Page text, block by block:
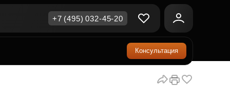
недвижимость
капитал
+7 (495) 032-45-20
Консультация